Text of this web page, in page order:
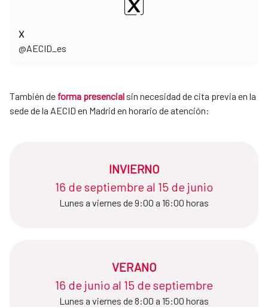
X
​​​​​​​@AECID_es
También de forma presencial sin necesidad de cita previa en la
sede de la AECID en Madrid en horario de atención:
INVIERNO
16 de septiembre al 15 de junio​​​​​​​
Lunes a viernes de 9:00 a 16:00 horas
VERANO
16 de junio al 15 de septiembre
Lunes a viernes de 8:00 a 15:00 horas